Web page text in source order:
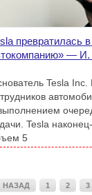
превратилась
—
Tesla
Tesla
5
НАЗАД 1 2 3